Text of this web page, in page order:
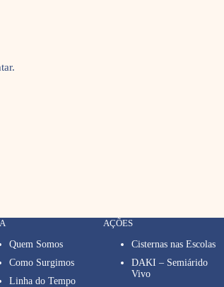
Quem Somos
Como Surgimos
Linha do Tempo
AÇÕES
Cisternas nas Escolas
DAKI – Semiárido
Vivo